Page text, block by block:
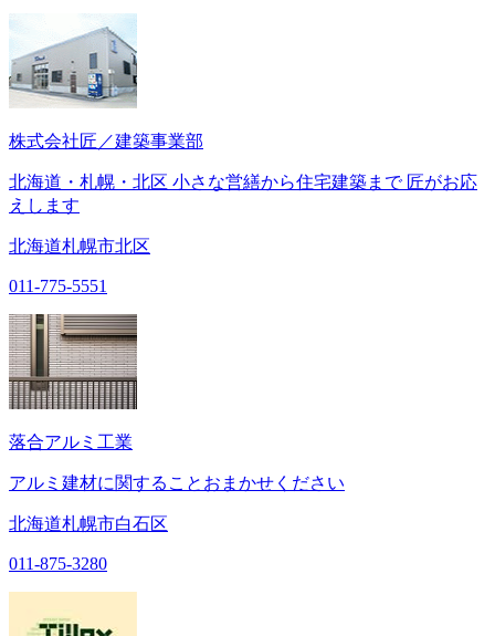
株式会社匠／建築事業部
北海道・札幌・北区 小さな営繕から住宅建築まで 匠がお応
えします
北海道札幌市北区
011-775-5551
落合アルミ工業
アルミ建材に関することおまかせください
北海道札幌市白石区
011-875-3280